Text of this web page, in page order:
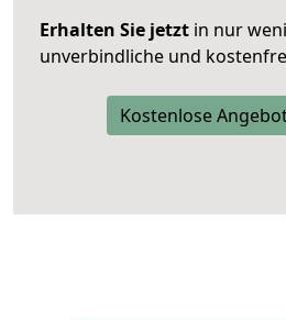
Erhalten Sie jetzt in nur
unverbindliche und
Kostenlose